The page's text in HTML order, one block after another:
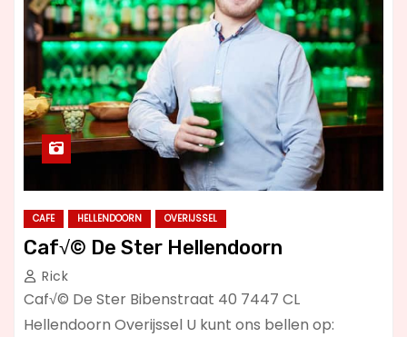
CAFE HELLENDOORN OVERIJSSEL
Caf√© De Ster Hellendoorn
Rick
Caf√© De Ster Bibenstraat 40 7447 CL
Hellendoorn Overijssel U kunt ons bellen op: